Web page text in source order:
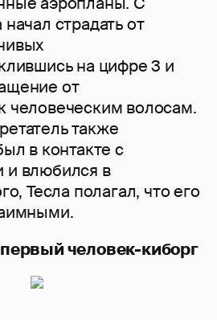
страдать от
на цифре 3 и
от
человеческим волосам.
также
в контакте с
и влюбился в
Тесла полагал, что его
человек-киборг